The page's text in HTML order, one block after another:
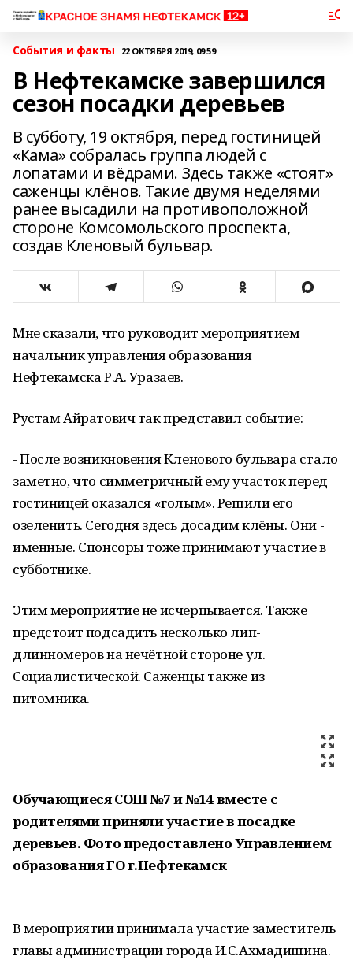
События и факты 22 ОКТЯБРЯ 2019, 09:59
В Нефтекамске завершился
сезон посадки деревьев
В субботу, 19 октября, перед гостиницей
«Кама» собралась группа людей с
лопатами и вёдрами. Здесь также «стоят»
саженцы клёнов. Такие двумя неделями
ранее высадили на противоположной
стороне Комсомольского проспекта,
создав Кленовый бульвар.
Мне сказали, что руководит мероприятием
начальник управления образования
Нефтекамска Р.А. Уразаев.
Рустам Айратович так представил событие:
- После возникновения Кленового бульвара стало
заметно, что симметричный ему участок перед
гостиницей оказался «голым». Решили его
озеленить. Сегодня здесь досадим клёны. Они -
именные. Спонсоры тоже принимают участие в
субботнике.
Этим мероприятие не исчерпывается. Также
предстоит подсадить несколько лип-
длинномеров на нечётной стороне ул.
Социалистической. Саженцы также из
питомника.
Обучающиеся СОШ №7 и №14 вместе с
родителями приняли участие в посадке
деревьев. Фото предоставлено Управлением
образования ГО г.Нефтекамск
В мероприятии принимала участие заместитель
главы администрации города И.С.Ахмадишина.